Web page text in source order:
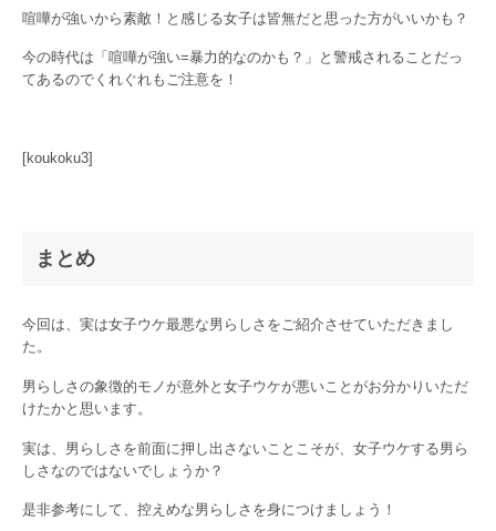
喧嘩が強いから素敵！と感じる女子は皆無だと思った方がいいかも？
今の時代は「喧嘩が強い=暴力的なのかも？」と警戒されることだっ
てあるのでくれぐれもご注意を！
[koukoku3]
まとめ
今回は、実は女子ウケ最悪な男らしさをご紹介させていただきまし
た。
男らしさの象徴的モノが意外と女子ウケが悪いことがお分かりいただ
けたかと思います。
実は、男らしさを前面に押し出さないことこそが、女子ウケする男ら
しさなのではないでしょうか？
是非参考にして、控えめな男らしさを身につけましょう！